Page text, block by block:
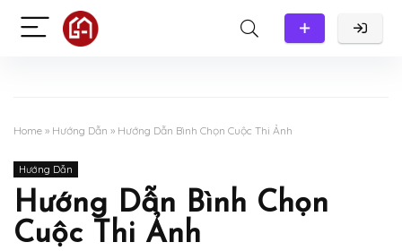
Home » Hướng Dẫn » Hướng Dẫn Bình Chọn Cuộc Thi Ảnh
Hướng Dẫn
Hướng Dẫn Bình Chọn
Cuộc Thi Ảnh